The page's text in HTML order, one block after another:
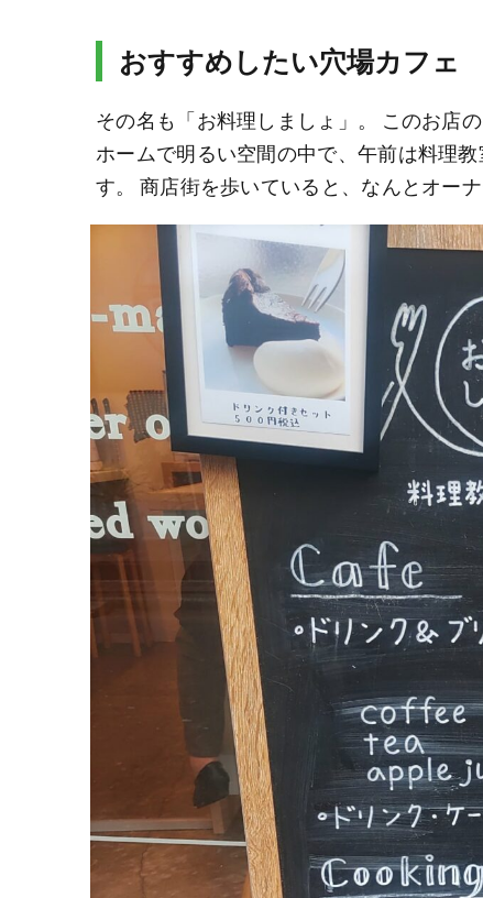
おすすめしたい穴場カフェ
その名も「お料理しましょ」。 このお店
ホームで明るい空間の中で、午前は料理
す。 商店街を歩いていると、なんとオー